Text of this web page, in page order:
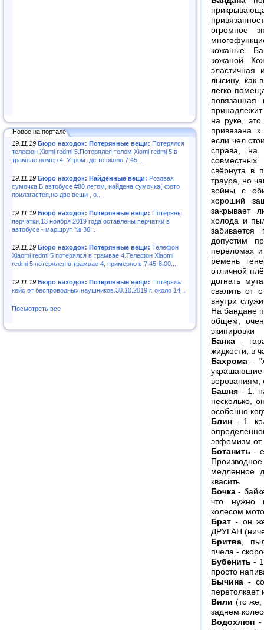
Новое на портале
19.11.19 Бюро находок: Потерянные вещи: Потерялся
телефон Xiomi redmi 5.Потерялся телом Xiomi redmi 5 в
трамвае номер 4. Утром где то около 7:45...
19.11.19 Бюро находок: Найденные вещи: Розовая
сумочка.В автобусе #88 летом, найдена сумочка( фото
прилагается,но две вещи , о..
19.11.19 Бюро находок: Потерянные вещи: Потеряны
перчатки.13 ноября 2019 года оставлены перчатки в
автобусе - маршрут № 36...
19.11.19 Бюро находок: Потерянные вещи: Телефон
Xiaomi redmi 5 потерялся в трамвае 4.Телефон Xiaomi
redmi 5 потерялся в трамвае 4, примерно в 7:45-8:00...
19.11.19 Бюро находок: Потерянные вещи: Потеряла
кейс от беспроводных наушников.30.10.2019 г. около 14:..
Посмотреть все
огромное
кожаные.
кожаной.
лысину, как
легко
на руке,
привязана
если чел
справа, на
совместных
свёрнута в
траура, но
войны с
хороший
закрывает
холода и
допустим
переломах
ремень
отличной
догнать
свалить от
внутри
На бандане
общем,
экипировки
Банка -
жидкости, в
Бахрома -
украшающие
верованиям,
Башня - 1.
несколько,
особенно
Блин - 1.
эвфемизм от
Ботанить -
медленное
квасить
Бочка -
что нужно
колесом
Брат - он
ДРУГАН
Бритва,
пчела -
Бубенить -
просто
Бычина -
перетолкает
Вили (то же,
заднем
Водохлюп -